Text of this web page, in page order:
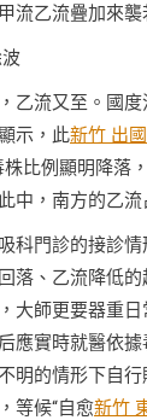
流乙流疊加來
乙流又至。國
示，此新竹 出
株比例顯明降落
中，南方的乙流
科門診的接診
回落、乙流降低
大師更要器重
應實時就醫依據
明的情形下自
等候“自愈新竹